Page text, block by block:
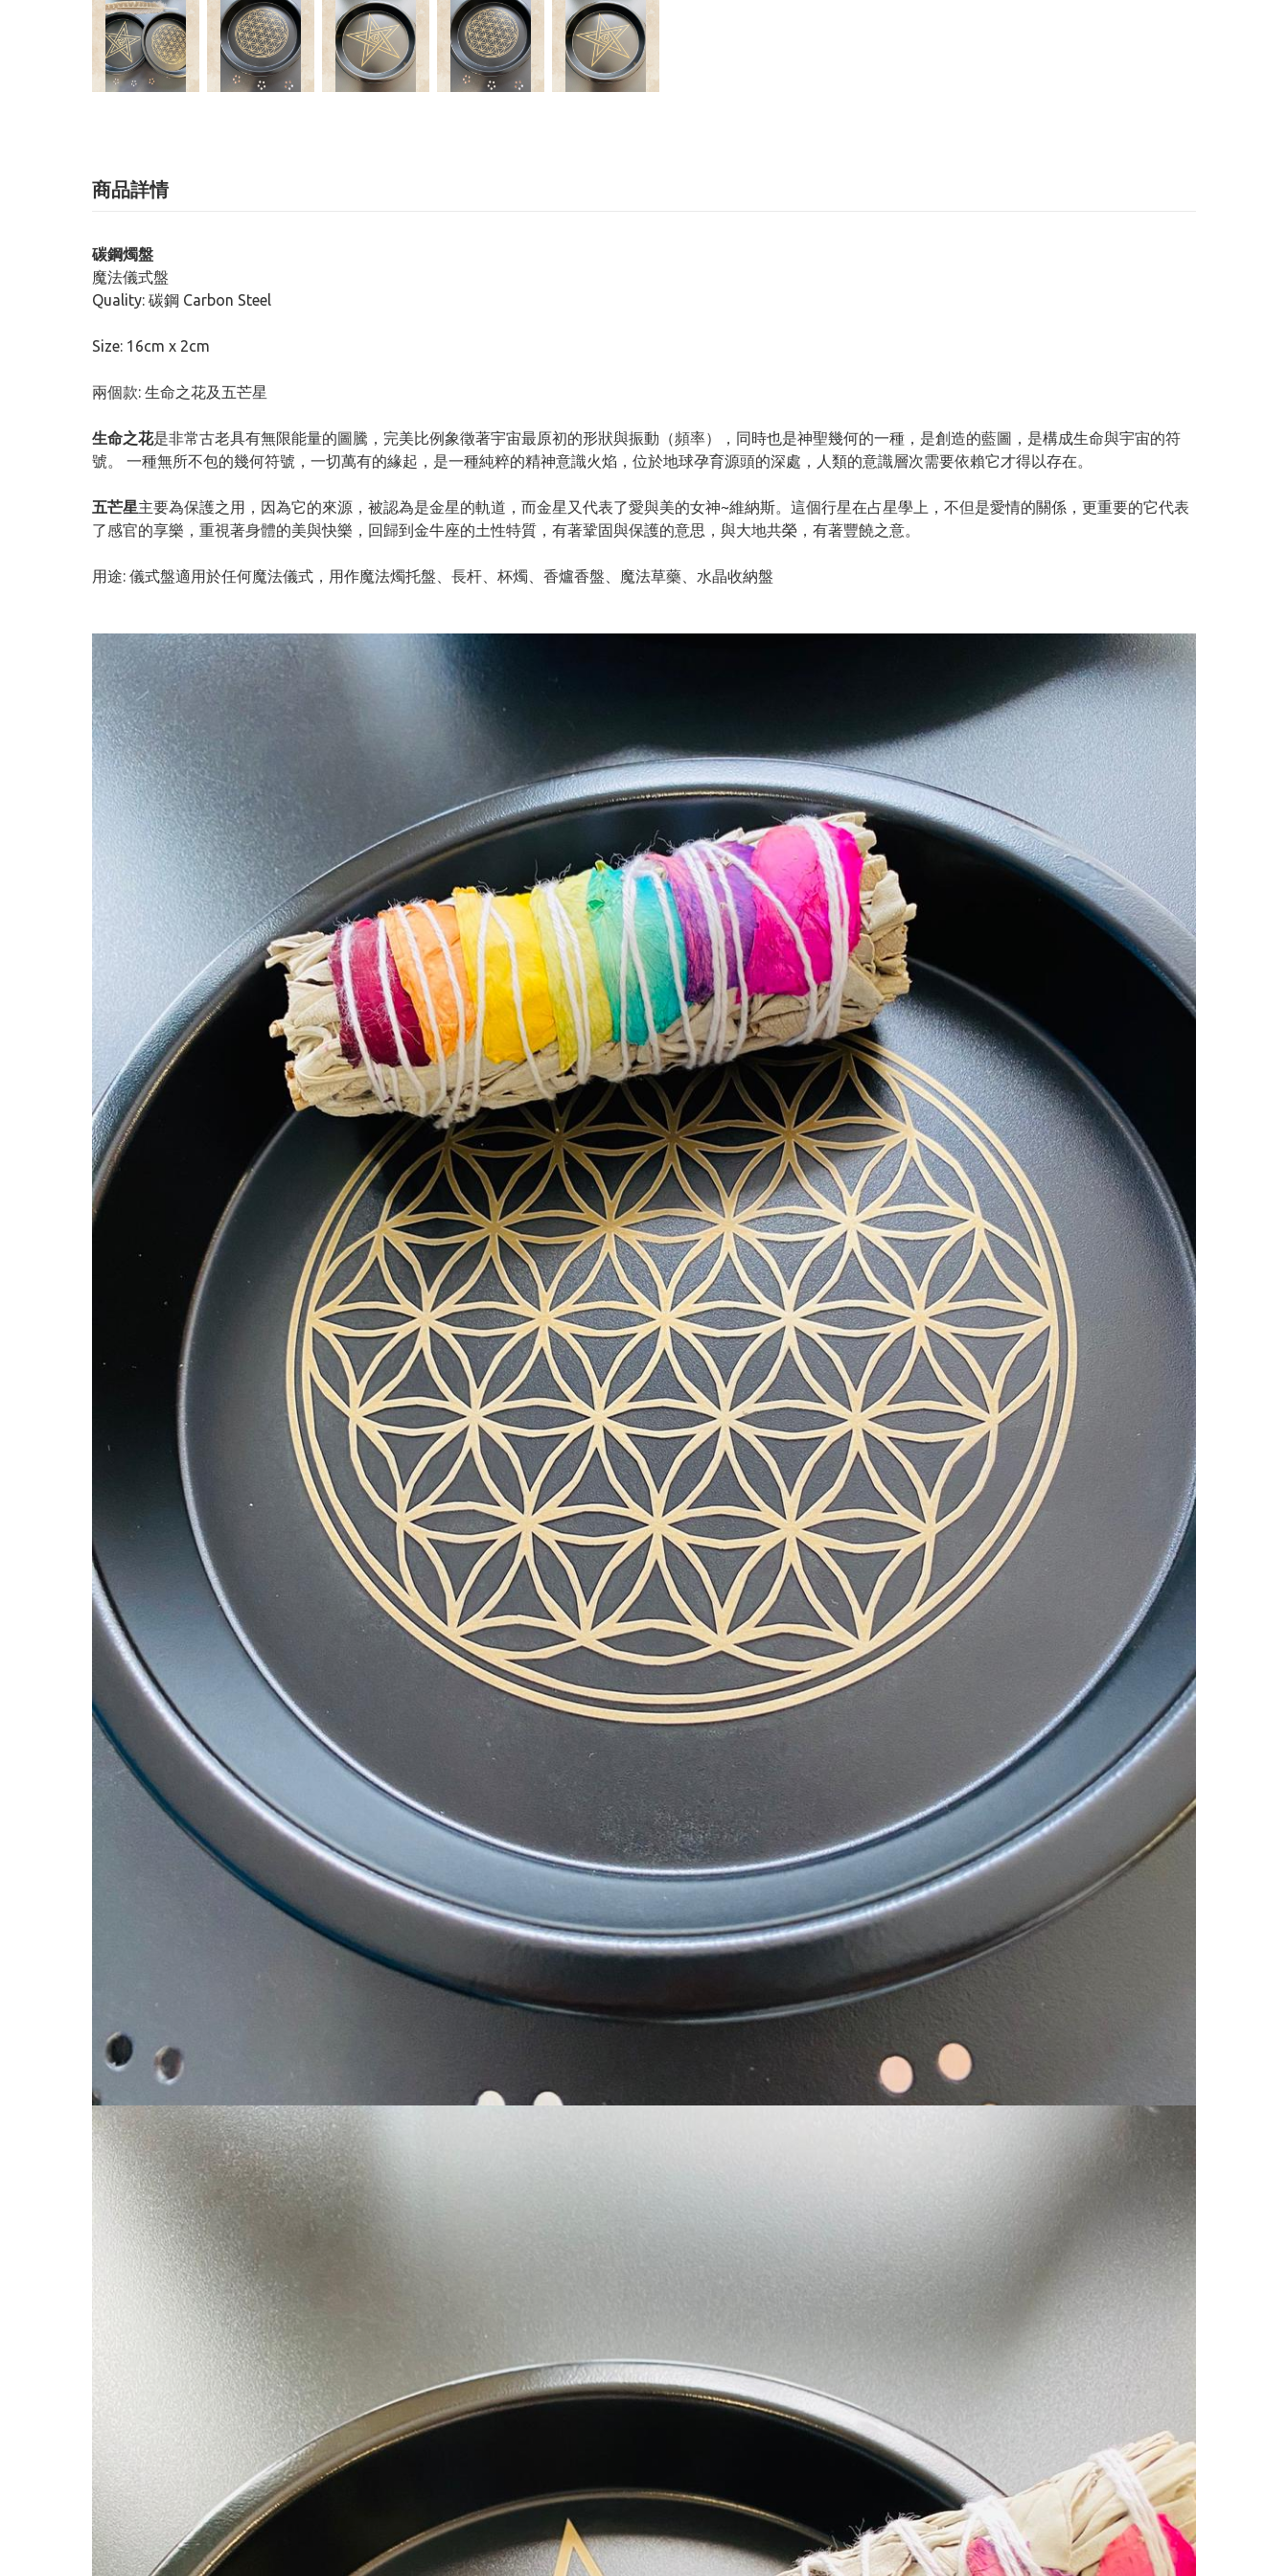
商品詳情
碳鋼燭盤
魔法儀式盤
Quality: 碳鋼 Carbon Steel
Size: 16cm x 2cm
兩個款: 生命之花及五芒星
生命之花是非常古老具有無限能量的圖騰，完美比例象徵著宇宙最原初的形狀與振動（頻率），同時也是神聖幾何的一種，是創造的藍圖，是構成生命與宇宙的符
號。 一種無所不包的幾何符號，一切萬有的緣起，是一種純粹的精神意識火焰，位於地球孕育源頭的深處，人類的意識層次需要依賴它才得以存在。
五芒星主要為保護之用，因為它的來源，被認為是金星的軌道，而金星又代表了愛與美的女神~維納斯。這個行星在占星學上，不但是愛情的關係，更重要的它代表
了感官的享樂，重視著身體的美與快樂，回歸到金牛座的土性特質，有著鞏固與保護的意思，與大地共榮，有著豐饒之意。
用途: 儀式盤適用於任何魔法儀式，用作魔法燭托盤、長杆、杯燭、香爐香盤、魔法草藥、水晶收納盤